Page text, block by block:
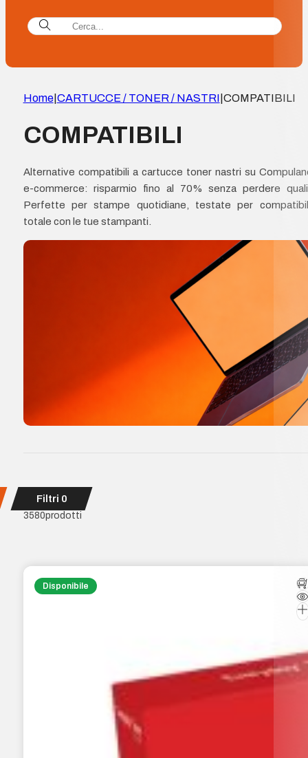
Home| CARTUCCE / TONER / NASTRI COMPATIBILI
COMPATIBILI
Alternative compatibili a cartucce toner nastri su
e-commerce: risparmio fino al 70% senza perdere
Perfette per stampe quotidiane, testate per
totale con le tue stampanti.
Filtri 0
3580prodotti
Disponibile